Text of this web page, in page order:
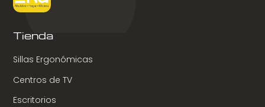
Tienda
Sillas Ergonómicas
Centros de TV
Escritorios